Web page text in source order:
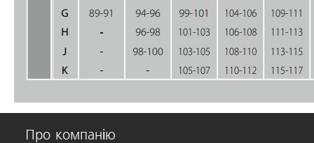
Про компанію